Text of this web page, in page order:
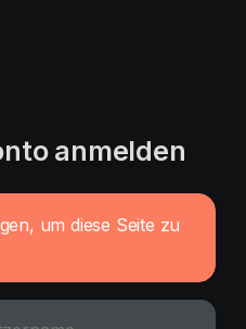
anmelden
um diese Seite zu